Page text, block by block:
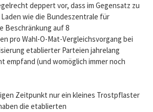
deppert vor, dass im Gegensatz zu
wie die Bundeszentrale für
Beschränkung auf 8
pro Wahl-O-Mat-Vergleichsvorgang bei
etablierter Parteien jahrelang
empfand (und womöglich immer noch
Zeitpunkt nur ein kleines Trostpflaster
die etablierten